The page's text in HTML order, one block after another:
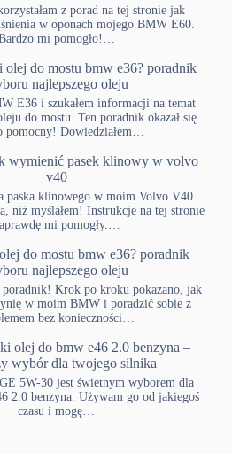
z porad na tej stronie jak
w oponach mojego BMW E60.
mi pomogło!…
olej do mostu bmw e36? poradnik
najlepszego oleju
E36 i szukałem informacji na temat
do mostu. Ten poradnik okazał się
pomocny! Dowiedziałem…
wymienić pasek klinowy w volvo
v40
paska klinowego w moim Volvo V40
niż myślałem! Instrukcje na tej stronie
mi pomogły.…
do mostu bmw e36? poradnik
najlepszego oleju
poradnik! Krok po kroku pokazano, jak
w moim BMW i poradzić sobie z
bez konieczności…
olej do bmw e46 2.0 benzyna –
wybór dla twojego silnika
5W-30 jest świetnym wyborem dla
2.0 benzyna. Używam go od jakiegoś
czasu i mogę…